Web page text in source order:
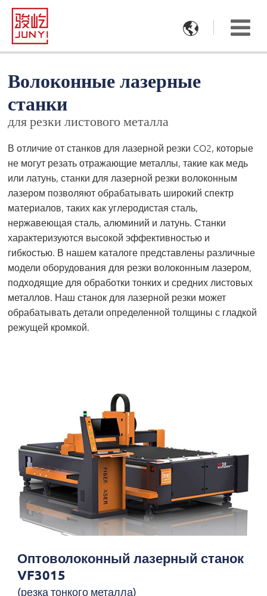

Волоконные лазерные
станки
для резки листового металла
В отличие от станков для лазерной резки CO2, которые
не могут резать отражающие металлы, такие как медь
или латунь, станки для лазерной резки волоконным
лазером позволяют обрабатывать широкий спектр
материалов, таких как углеродистая сталь,
нержавеющая сталь, алюминий и латунь. Станки
характеризуются высокой эффективностью и
гибкостью. В нашем каталоге представлены различные
модели оборудования для резки волоконным лазером,
подходящие для обработки тонких и средних листовых
металлов. Наш станок для лазерной резки может
обрабатывать детали определенной толщины с гладкой
режущей кромкой.
Оптоволоконный лазерный станок
VF3015
(резка тонкого металла)